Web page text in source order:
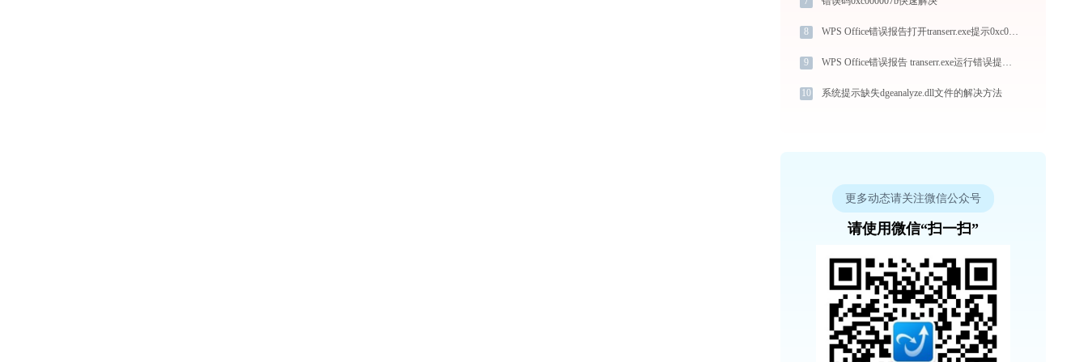
8 WPS Office错误报告打开transerr.exe提示0xc000000d错误码怎么办
9 WPS Office错误报告 transerr.exe运行错误提示0xc000000d的解决办法
10 系统提示缺失dgeanalyze.dll文件的解决方法
更多动态请关注微信公众号
请使用微信“扫一扫”